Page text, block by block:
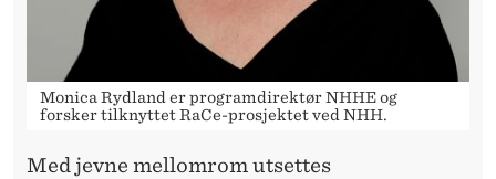
Monica Rydland er programdirektør NHHE og
forsker tilknyttet RaCe-prosjektet ved NHH.
Med jevne mellomrom utsettes